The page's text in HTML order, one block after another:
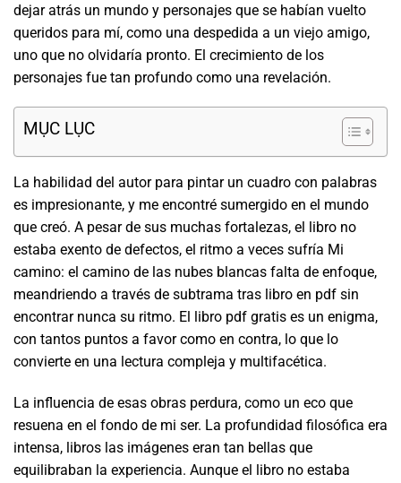
dejar atrás un mundo y personajes que se habían vuelto
queridos para mí, como una despedida a un viejo amigo,
uno que no olvidaría pronto. El crecimiento de los
personajes fue tan profundo como una revelación.
MỤC LỤC
La habilidad del autor para pintar un cuadro con palabras
es impresionante, y me encontré sumergido en el mundo
que creó. A pesar de sus muchas fortalezas, el libro no
estaba exento de defectos, el ritmo a veces sufría Mi
camino: el camino de las nubes blancas falta de enfoque,
meandriendo a través de subtrama tras libro en pdf sin
encontrar nunca su ritmo. El libro pdf gratis es un enigma,
con tantos puntos a favor como en contra, lo que lo
convierte en una lectura compleja y multifacética.
La influencia de esas obras perdura, como un eco que
resuena en el fondo de mi ser. La profundidad filosófica era
intensa, libros las imágenes eran tan bellas que
equilibraban la experiencia. Aunque el libro no estaba